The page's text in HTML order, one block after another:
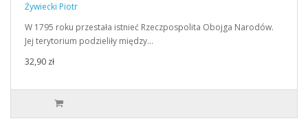
Żywiecki Piotr
W 1795 roku przestała istnieć Rzeczpospolita Obojga Narodów.
Jej terytorium podzieliły między…
32,90 zł